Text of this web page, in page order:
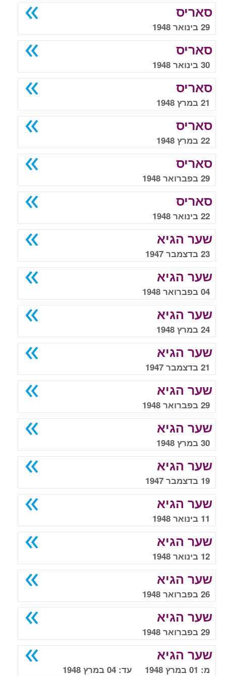
סאריס
29 בינואר 1948
סאריס
30 בינואר 1948
סאריס
21 במרץ 1948
סאריס
22 במרץ 1948
סאריס
29 בפברואר 1948
סאריס
22 בינואר 1948
שער הגיא
23 בדצמבר 1947
שער הגיא
04 בפברואר 1948
שער הגיא
24 במרץ 1948
שער הגיא
21 בדצמבר 1947
שער הגיא
29 בפברואר 1948
שער הגיא
30 במרץ 1948
שער הגיא
19 בדצמבר 1947
שער הגיא
11 בינואר 1948
שער הגיא
12 בינואר 1948
שער הגיא
26 בפברואר 1948
שער הגיא
29 בפברואר 1948
שער הגיא
מ: 01 במרץ 1948 עד: 04 במרץ 1948